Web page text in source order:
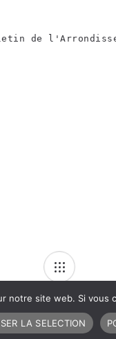
de
notre site web. Si
LA SELECTION